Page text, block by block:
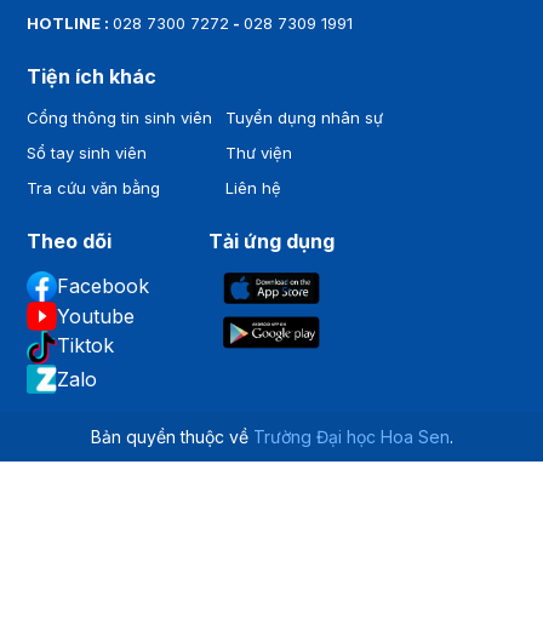
HOTLINE :028 7300 7272 -028 7309 1991
Tiện ích khác
Cổng thông tin sinh viên
Sổ tay sinh viên
Tra cứu văn bằng
Tuyển dụng nhân sự
Thư viện
Liên hệ
Theo dõi
Facebook
Youtube
Tiktok
Zalo
Tải ứng dụng
Bản quyền thuộc về Trường Đại học Hoa Sen.